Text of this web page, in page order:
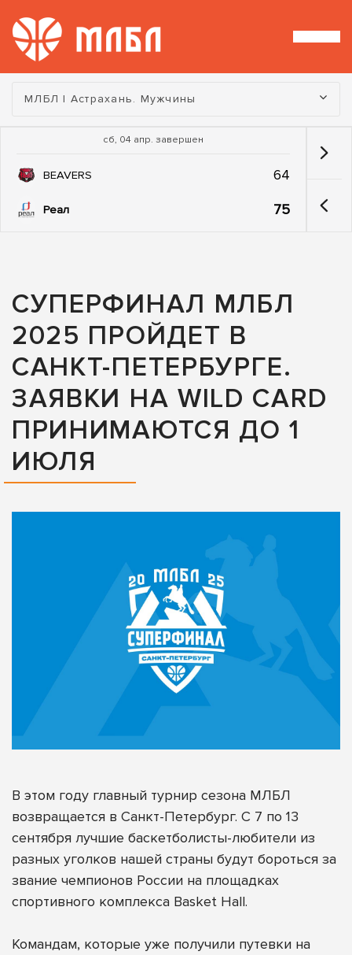
Турнир:
МЛБЛ | Астрахань. Мужчины
сб, 04 апр. завершен
BEAVERS 64
Реал 75
СУПЕРФИНАЛ МЛБЛ
2025 ПРОЙДЕТ В
САНКТ-ПЕТЕРБУРГЕ.
ЗАЯВКИ НА WILD CARD
ПРИНИМАЮТСЯ ДО 1
ИЮЛЯ
В этом году главный турнир сезона МЛБЛ
возвращается в Санкт-Петербург. С 7 по 13
сентября лучшие баскетболисты-любители из
разных уголков нашей страны будут бороться за
звание чемпионов России на площадках
спортивного комплекса Basket Hall.
Командам, которые уже получили путевки на